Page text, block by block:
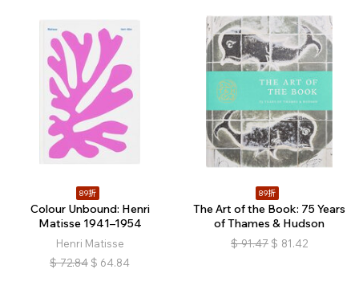
89折
Colour Unbound: Henri
Matisse 1941–1954
Henri Matisse
$ 72.84 $ 64.84
89折
The Art of the Book: 75 Years
of Thames & Hudson
$ 91.47 $ 81.42